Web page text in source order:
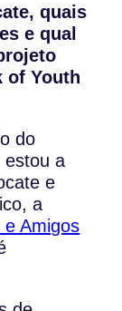
quais
e qual
of Youth
do
estou a
e
a
Amigos